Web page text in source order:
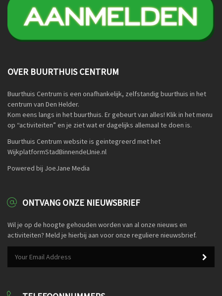
OVER BUURTHUIS CENTRUM
Buurthuis Centrum is een onafhankelijk, zelfstandig buurthuis in het
centrum van Den Helder.
Kom eens langs in het buurthuis. Er gebeurt van alles! Klik in het menu
op “activiteiten” en je ziet wat er dagelijks allemaal te doen is.
Buurthuis Centrum website is geintegreerd met het
WijkplatformStadBinnendeLInie.nl
Powered bij JoeJane Media
ONTVANG ONZE NIEUWSBRIEF
Wil je op de hoogte gehouden worden van al onze nieuws en
activiteiten? Meld je hierbij aan voor onze reguliere nieuwsbrief.